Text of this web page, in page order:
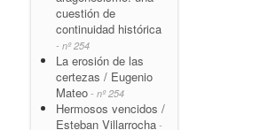
cuestión de
continuidad histórica
- nº 254
La erosión de las
certezas / Eugenio
Mateo - nº 254
Hermosos vencidos /
Esteban Villarrocha -